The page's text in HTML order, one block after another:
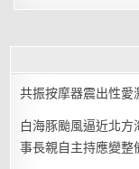
共振按摩器震出性愛
白海豚颱風逼近北
事長親自主持應變整